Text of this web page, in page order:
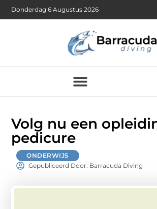
Donderdag 6 Augustus 2026
Volg nu een
pedicure
ONDERWIJS
Gepubliceerd Door: Barracuda Diving